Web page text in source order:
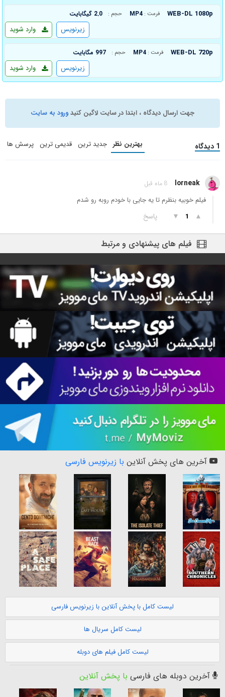
WEB-DL 1080p فرمت : MP4 حجم : 2.0 گیگابایت
وارد شوید زیرنویس
WEB-DL 720p فرمت : MP4 حجم : 997 مگابایت
وارد شوید زیرنویس
جهت ارسال دیدگاه ، ابتدا در سایت لاگین کنیدورود به سایت
1 دیدگاه بهترین نظر جدید ترین قدیمی ترین پرسش ها
lorneak 8 ماه قبل
فیلم خوبیه بنظرم تا یه جایی با خودم روبه رو شدم
▲
1
▼ پاسخ
فیلم های پیشنهادی و مرتبط
آخرین های پخش آنلاین با زیرنویس فارسی
لیست کامل با پخش آنلاین با زیرنویس فارسی
لیست کامل سریال ها
لیست کامل فیلم های دوبله
آخرین دوبله های فارسی با پخش آنلاین